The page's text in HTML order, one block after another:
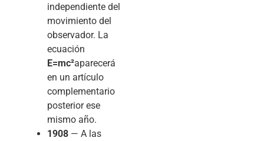
independiente del
movimiento del
observador. La
ecuación
E=mc²aparecerá
en un artículo
complementario
posterior ese
mismo año.
1908 — A las